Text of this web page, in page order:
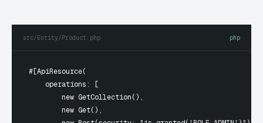
src/Entity/Product.php php
#[ApiResource(
    operations: [
        new GetCollection(),
        new Get(),